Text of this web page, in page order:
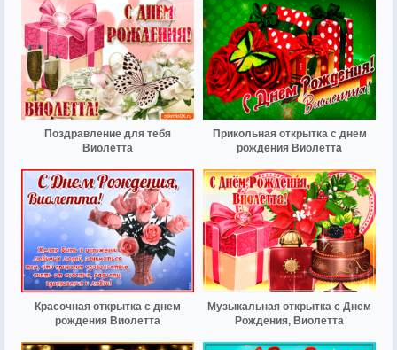
Поздравление для тебя
Виолетта
Прикольная открытка с днем
рождения Виолетта
Красочная открытка с днем
рождения Виолетта
Музыкальная открытка с Днем
Рождения, Виолетта